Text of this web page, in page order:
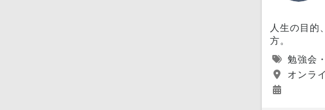
人生の目的
方。
勉強会
オンラ